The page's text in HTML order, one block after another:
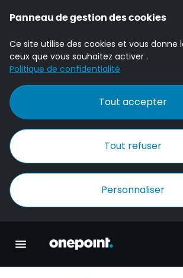
Panneau de gestion des cookies
Ce site utilise des cookies et vous donne
ceux que vous souhaitez activer .
Politique de confidentialité
Tout accepter
Tout refuser
Personnaliser
Accueil